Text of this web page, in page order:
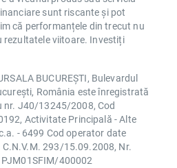
sunt riscante și pot
că performanțele din trecut nu
viitoare. Investiți
BUCUREȘTI, Bulevardul
România este înregistrată
nr. J40/13245/2008, Cod
Activitate Principală - Alte
- 6499 Cod operator date
293/15.09.2008, Nr.
PJM01SFIM/400002